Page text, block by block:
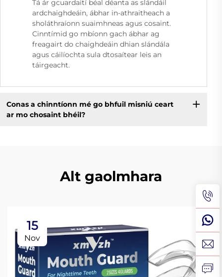
Tá ár gcuardaití béal déanta as slándáil
ardchaighdeáin, ábhar in-athraitheach a
sholáthraíonn suaimhneas agus cosaint.
Cinntímid go mbíonn gach ábhar ag
freagairt do chaighdeáin dhian slándála
agus cáilíochta sula dtosaítear leis an
táirgeacht.
Conas a chinntíonn mé go bhfuil misniú ceart
ar mo chosaint bhéil?
Alt gaolmhara
15
Nov